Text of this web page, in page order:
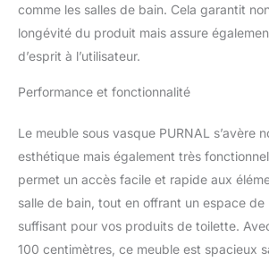
une résine.
sa surface
nettoyer.
panneau de
est un
friendly,
recyclable.
satisfaits -
millions de
comme les salles de bain. Cela garantit
longévité du produit mais assure
d’esprit à l’utilisateur.
Performance et fonctionnalité
Le meuble sous vasque PURNAL s’avère
esthétique mais également très
permet un accès facile et rapide aux
salle de bain, tout en offrant un espace de
suffisant pour vos produits de toilette.
100 centimètres, ce meuble est spacieux